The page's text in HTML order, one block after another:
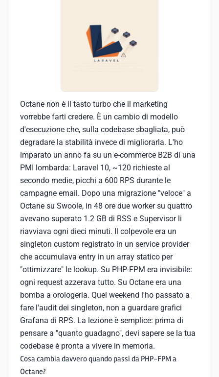
Octane non è il tasto turbo che il marketing
vorrebbe farti credere. È un cambio di modello
d'esecuzione che, sulla codebase sbagliata, può
degradare la stabilità invece di migliorarla. L'ho
imparato un anno fa su un e-commerce B2B di una
PMI lombarda: Laravel 10, ~120 richieste al
secondo medie, picchi a 600 RPS durante le
campagne email. Dopo una migrazione "veloce" a
Octane su Swoole, in 48 ore due worker su quattro
avevano superato 1.2 GB di RSS e Supervisor li
riavviava ogni dieci minuti. Il colpevole era un
singleton custom registrato in un service provider
che accumulava entry in un array statico per
"ottimizzare" le lookup. Su PHP-FPM era invisibile:
ogni request azzerava tutto. Su Octane era una
bomba a orologeria. Quel weekend l'ho passato a
fare l'audit dei singleton, non a guardare grafici
Grafana di RPS. La lezione è semplice: prima di
pensare a "quanto guadagno", devi sapere se la tua
codebase è pronta a vivere in memoria.
Cosa cambia davvero quando passi da PHP-FPM a
Octane?